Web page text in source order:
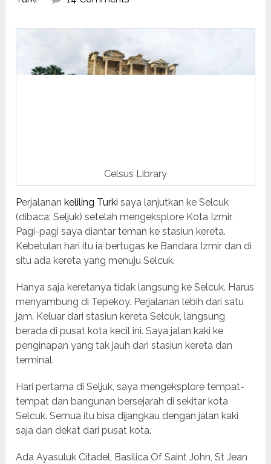
Celsus Library
Perjalanan keliling Turki saya lanjutkan ke Selcuk
(dibaca; Seljuk) setelah mengeksplore Kota Izmir.
Pagi-pagi saya diantar teman ke stasiun kereta.
Kebetulan hari itu ia bertugas ke Bandara Izmir dan di
situ ada kereta yang menuju Selcuk.
Hanya saja keretanya tidak langsung ke Selcuk. Harus
menyambung di Tepekoy. Perjalanan lebih dari satu
jam. Keluar dari stasiun kereta Selcuk, langsung
berada di pusat kota kecil ini. Saya jalan kaki ke
penginapan yang tak jauh dari stasiun kereta dan
terminal.
Hari pertama di Seljuk, saya mengeksplore tempat-
tempat dan bangunan bersejarah di sekitar kota
Selcuk. Semua itu bisa dijangkau dengan jalan kaki
saja dan dekat dari pusat kota.
Ada Ayasuluk Citadel, Basilica Of Saint John, St Jean